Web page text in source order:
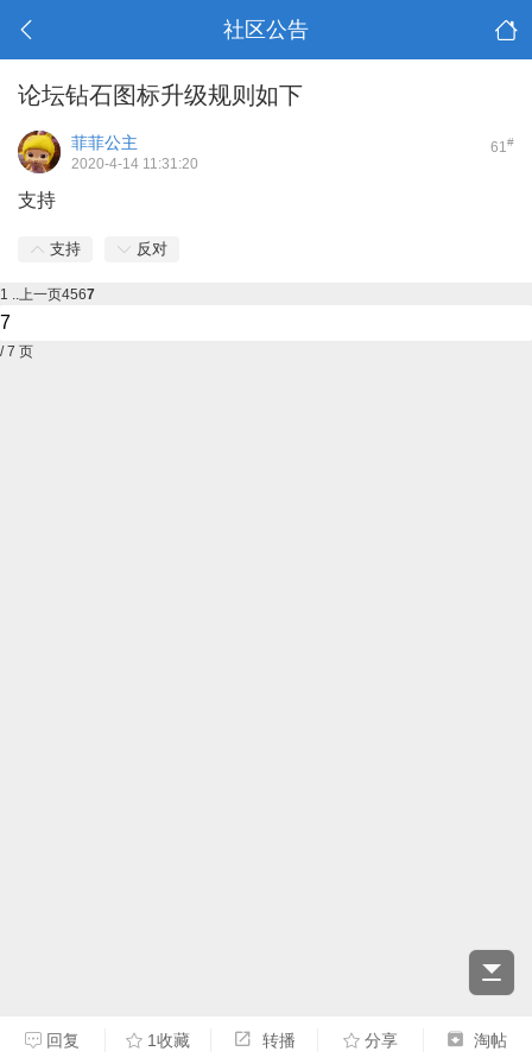
社区公告
论坛钻石图标升级规则如下
61#
菲菲公主
2020-4-14 11:31:20
支持
支持 反对
1 ..上一页4567
/ 7 页
回复 1收藏 转播 分享 淘帖